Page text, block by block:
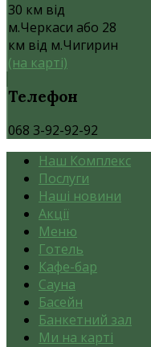
30 км від
м.Черкаси або 28
км від м.Чигирин
(на карті)
Телефон
068 3-92-92-92
Наш Комплекс
Послуги
Наші новини
Акції
Меню
Готель
Кафе-бар
Сауна
Басейн
Банкетний зал
Ми на карті